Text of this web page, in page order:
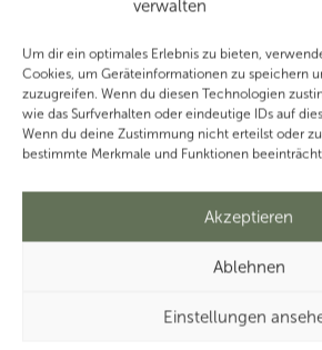
verwalten
Um dir ein optimales Erlebnis zu bieten,
Cookies, um Geräteinformationen zu speichern
zuzugreifen. Wenn du diesen Technologien
wie das Surfverhalten oder eindeutige IDs auf
Wenn du deine Zustimmung nicht erteilst oder
bestimmte Merkmale und Funktionen
Akzeptieren
Ablehnen
Einstellungen